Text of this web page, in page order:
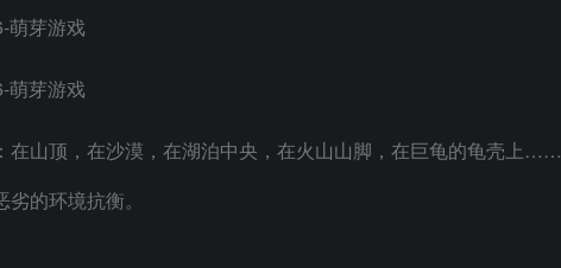
在山顶，在沙漠，在湖泊中央，在火山山脚，在巨龟的龟壳上……
的环境抗衡。